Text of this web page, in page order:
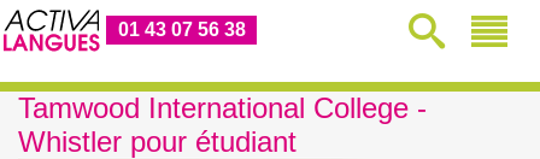
01 43 07 56 38
Tamwood International College -
Whistler pour étudiant